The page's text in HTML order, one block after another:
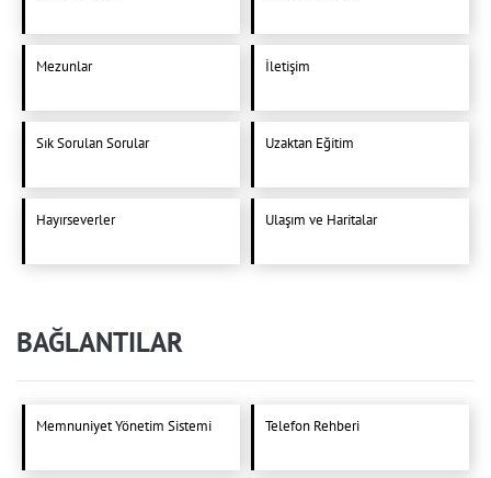
Mezunlar İletişim
Sık Sorulan Sorular Uzaktan Eğitim
Hayırseverler Ulaşım ve Haritalar
BAĞLANTILAR
Memnuniyet Yönetim Sistemi Telefon Rehberi